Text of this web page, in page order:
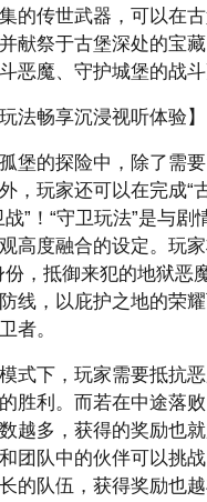
的传世武器，可以在
献祭于古堡深处的宝
恶魔、守护城堡的战斗
玩法畅享沉浸视听体验】
堡的探险中，除了需
，玩家还可以在完成“
战”！“守卫玩法”是与
高度融合的设定。玩
份，抵御来犯的地狱恶
线，以庇护之地的荣
者。
式下，玩家需要抵抗
胜利。而若在中途落
越多，获得的奖励也
团队中的伙伴可以挑
的队伍，获得奖励也